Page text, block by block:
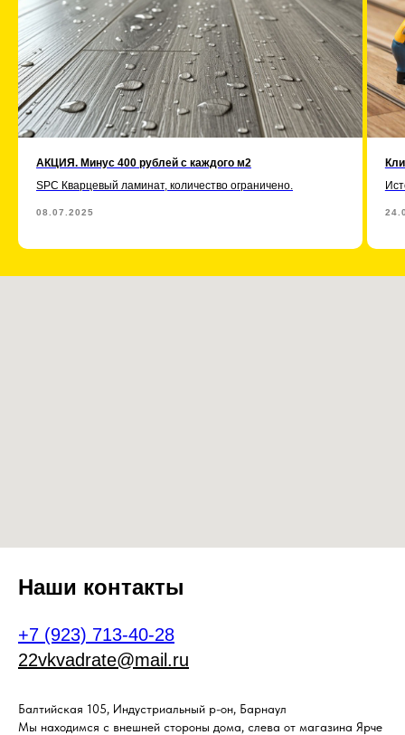
АКЦИЯ. Минус 400 рублей с каждого м2
SPC Кварцевый ламинат, количество ограничено.
08.07.2025
Наши контакты
+7 (923) 713-40-28
22vkvadrate@mail.ru
Балтийская 105, Индустриальный р-он, Барнаул
Мы находимся с внешней стороны дома, слева от магазина Ярче